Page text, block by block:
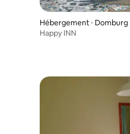
Hébergement ⋅ Domburg
Happy INN